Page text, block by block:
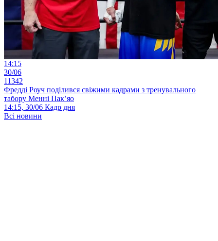
14:15
30/06
11342
Фредді Роуч поділився свіжими кадрами з тренувального
табору Менні Пак’яо
14:15, 30/06 Кадр дня
Всі новини